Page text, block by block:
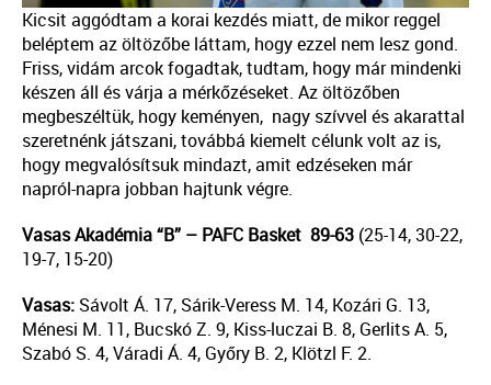
Kicsit aggódtam a korai kezdés miatt, de mikor reggel
beléptem az öltözőbe láttam, hogy ezzel nem lesz gond.
Friss, vidám arcok fogadtak, tudtam, hogy már mindenki
készen áll és várja a mérkőzéseket. Az öltözőben
megbeszéltük, hogy keményen, nagy szívvel és akarattal
szeretnénk játszani, továbbá kiemelt célunk volt az is,
hogy megvalósítsuk mindazt, amit edzéseken már
napról-napra jobban hajtunk végre.
Vasas Akadémia“B” – PAFC Basket 89-63 (25-14, 30-22,
19-7, 15-20)
Vasas: Sávolt Á. 17, Sárik-Veress M. 14, Kozári G. 13,
Ménesi M. 11, Bucskó Z. 9, Kiss-luczai B. 8, Gerlits A. 5,
Szabó S. 4, Váradi Á. 4, Győry B. 2, Klötzl F. 2.